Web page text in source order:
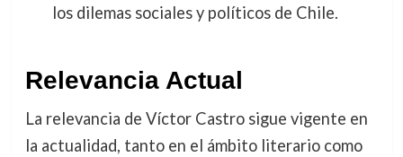
los dilemas sociales y políticos de Chile.
Relevancia Actual
La relevancia de Víctor Castro sigue vigente en
la actualidad, tanto en el ámbito literario como